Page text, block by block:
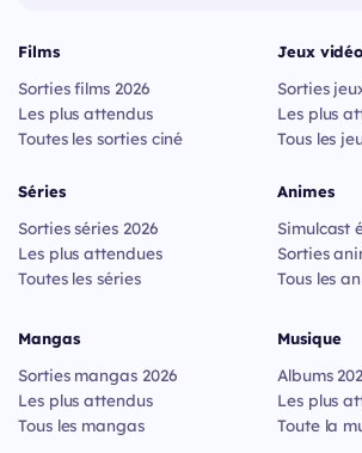
Films
Sorties films 2026
Les plus attendus
Toutes les sorties ciné
Séries
Sorties séries 2026
Les plus attendues
Toutes les séries
Jeux vidéo
Sorties
Les plus
Tous les
Animes
Simulcast
Sorties
Tous les
Mangas
Sorties mangas 2026
Les plus attendus
Tous les mangas
Musique
Albums
Les plus
Toute la